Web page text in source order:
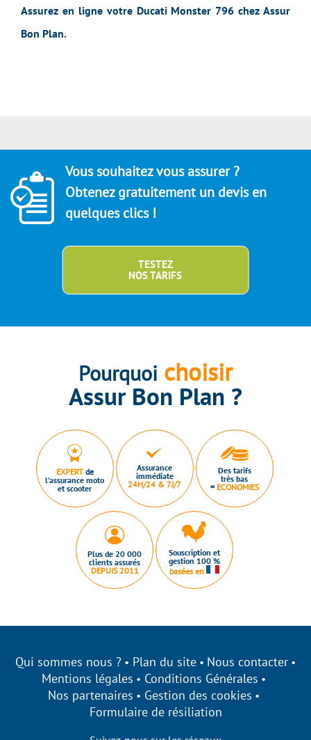
Assurez en ligne votre Ducati Monster 796 chez Assur
Bon Plan.
Vous souhaitez vous assurer ?
Obtenez gratuitement un devis en
quelques clics !
TESTEZ
NOS TARIFS
Pourquoi choisir
Assur Bon Plan ?
EXPERTde
l’assurance moto
et scooter
Assurance
immédiate
24H/24 & 7J/7
Des tarifs
très bas
= ECONOMIES
Plus de 20 000
clients assurés
DEPUIS 2011
Souscription et
gestion 100 %
basées en
Qui sommes nous ? Plan du site
Nous contacter
Mentions légales
Conditions Générales
Nos partenaires
Gestion des cookies
Formulaire de résiliation